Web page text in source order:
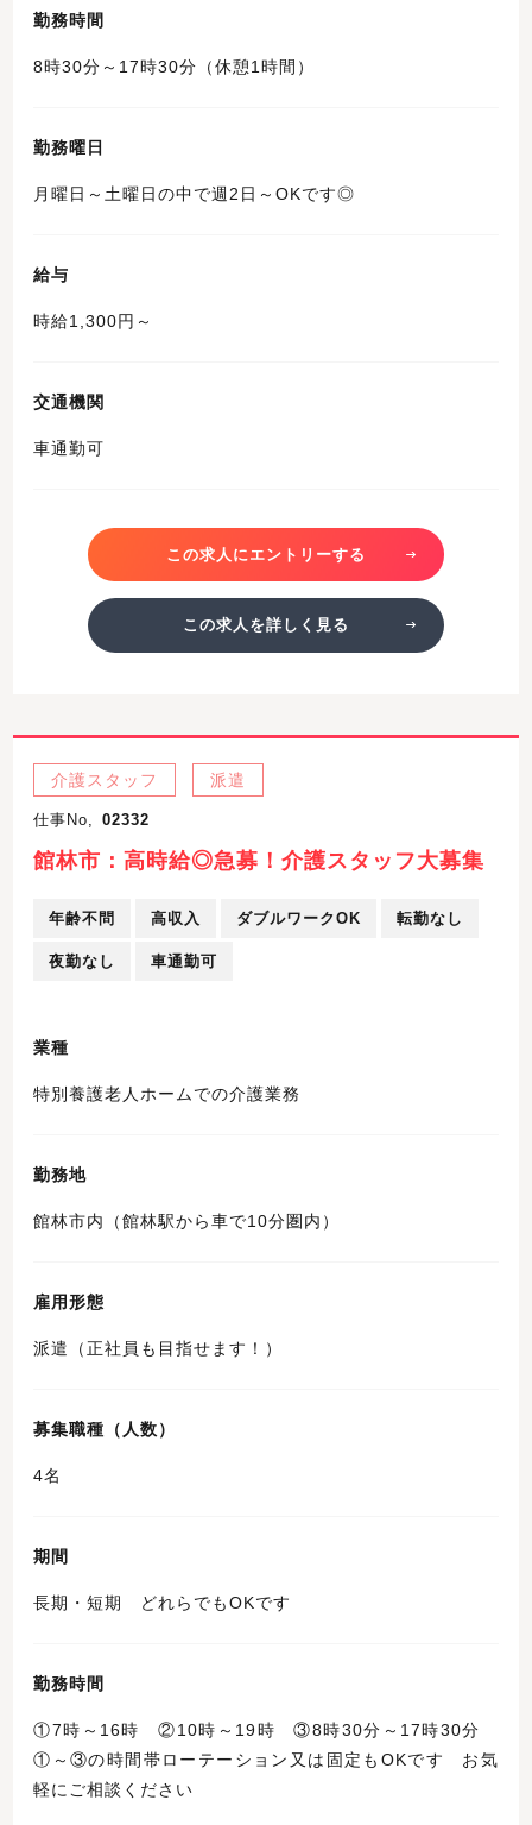
勤務時間
8時30分～17時30分（休憩1時間）
勤務曜日
月曜日～土曜日の中で週2日～OKです◎
給与
時給1,300円～
交通機関
車通勤可
この求人にエントリーする
この求人を詳しく見る
介護スタッフ 派遣
仕事No, 02332
館林市：高時給◎急募！介護スタッフ大募集
年齢不問 高収入 ダブルワークOK 転勤なし
夜勤なし 車通勤可
業種
特別養護老人ホームでの介護業務
勤務地
館林市内（館林駅から車で10分圏内）
雇用形態
派遣（正社員も目指せます！）
募集職種（人数）
4名
期間
長期・短期 どれらでもOKです
勤務時間
①7時～16時 ②10時～19時 ③8時30分～17時30分
①～③の時間帯ローテーション又は固定もOKです お気
軽にご相談ください